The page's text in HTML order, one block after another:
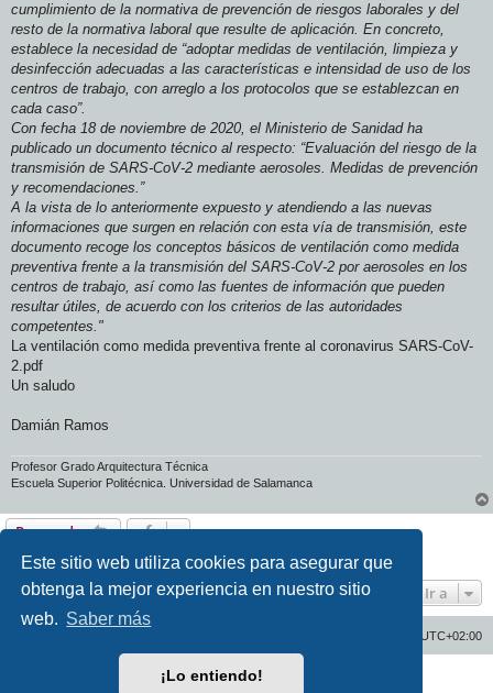
Este sitio web utiliza cookies para asegurar que
obtenga la mejor experiencia en nuestro sitio
web. Saber más
¡Lo entiendo!
cumplimiento de la normativa de prevención de riesgos laborales y del
resto de la normativa laboral que resulte de aplicación. En concreto,
establece la necesidad de “adoptar medidas de ventilación, limpieza y
desinfección adecuadas a las características e intensidad de uso de los
centros de trabajo, con arreglo a los protocolos que se establezcan en
cada caso”.
Con fecha 18 de noviembre de 2020, el Ministerio de Sanidad ha
publicado un documento técnico al respecto: “Evaluación del riesgo de la
transmisión de SARS-CoV-2 mediante aerosoles. Medidas de prevención
y recomendaciones.”
A la vista de lo anteriormente expuesto y atendiendo a las nuevas
informaciones que surgen en relación con esta vía de transmisión, este
documento recoge los conceptos básicos de ventilación como medida
preventiva frente a la transmisión del SARS-CoV-2 por aerosoles en los
centros de trabajo, así como las fuentes de información que pueden
resultar útiles, de acuerdo con los criterios de las autoridades
competentes."
La ventilación como medida preventiva frente al coronavirus SARS-CoV-
2.pdf
Un saludo
Damián Ramos
Profesor Grado Arquitectura Técnica
Escuela Superior Politécnica. Universidad de Salamanca
Responder
1 mensaje • Página de 1
Ir a
UTC+02:00
Desarrollado porphpBB® Forum Software © phpBB Limited